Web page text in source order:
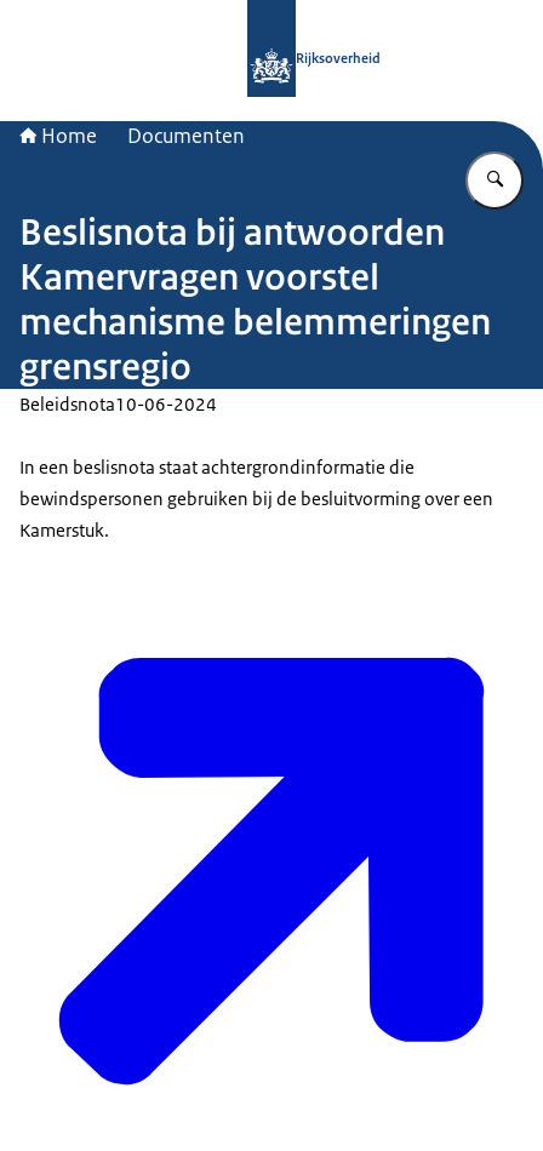
Rijksoverheid
Home Documenten
Beslisnota bij antwoorden
Kamervragen voorstel
mechanisme belemmeringen
grensregio
Beleidsnota10-06-2024
In een beslisnota staat achtergrondinformatie die
bewindspersonen gebruiken bij de besluitvorming over een
Kamerstuk.